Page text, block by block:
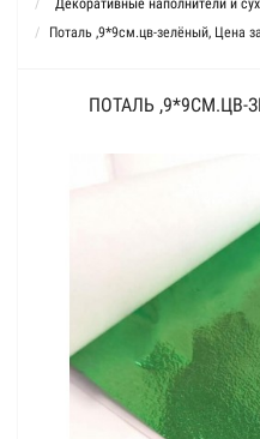
Декоративные наполнители и
Поталь ,9*9см.цв-зелёный, Цена
ПОТАЛЬ ,9*9СМ.ЦВ-